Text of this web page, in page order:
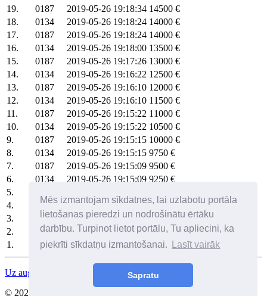
Mēs izmantojam sīkdatnes, lai uzlabotu portāla
lietošanas pieredzi un nodrošinātu ērtāku
darbību. Turpinot lietot portālu, Tu apliecini, ka
piekrīti sīkdatņu izmantošanai.
Lasīt vairāk
Sapratu
19.
0187 2019-05-26 19:18:34 14500 €
18.
0134 2019-05-26 19:18:24 14000 €
17.
0187 2019-05-26 19:18:24 14000 €
16.
0134 2019-05-26 19:18:00 13500 €
15.
0187 2019-05-26 19:17:26 13000 €
14.
0134 2019-05-26 19:16:22 12500 €
13.
0187 2019-05-26 19:16:10 12000 €
12.
0134 2019-05-26 19:16:10 11500 €
11.
0187 2019-05-26 19:15:22 11000 €
10.
0134 2019-05-26 19:15:22 10500 €
9.
0187 2019-05-26 19:15:15 10000 €
8.
0134 2019-05-26 19:15:15 9750 €
7.
0187 2019-05-26 19:15:09 9500 €
6.
0134 2019-05-26 19:15:09 9250 €
5.
4.
0134 2019-05-26 19:15:04 8750 €
3.
0187 2019-05-26 19:14:57 8500 €
2.
0134 2019-05-26 19:14:57 8250 €
1.
0187 2019-05-23 11:42:58 8000 €
Uz augšu
© 2026 Visas tiesības aizsargātas. SIA Birkenfelds